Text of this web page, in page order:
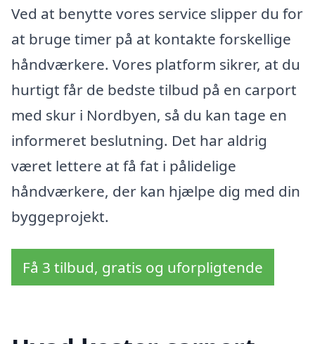
Ved at benytte vores service slipper du for
at bruge timer på at kontakte forskellige
håndværkere. Vores platform sikrer, at du
hurtigt får de bedste tilbud på en carport
med skur i Nordbyen, så du kan tage en
informeret beslutning. Det har aldrig
været lettere at få fat i pålidelige
håndværkere, der kan hjælpe dig med din
byggeprojekt.
Få 3 tilbud, gratis og uforpligtende